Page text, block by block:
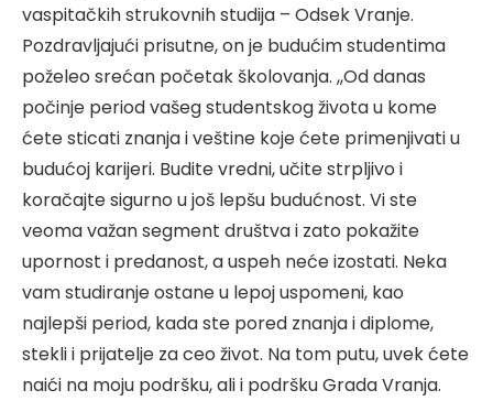
vaspitačkih strukovnih studija – Odsek Vranje.
Pozdravljajući prisutne, on je budućim studentima
poželeo srećan početak školovanja. ,,Od danas
počinje period vašeg studentskog života u kome
ćete sticati znanja i veštine koje ćete primenjivati u
budućoj karijeri. Budite vredni, učite strpljivo i
koračajte sigurno u još lepšu budućnost. Vi ste
veoma važan segment društva i zato pokažite
upornost i predanost, a uspeh neće izostati. Neka
vam studiranje ostane u lepoj uspomeni, kao
najlepši period, kada ste pored znanja i diplome,
stekli i prijatelje za ceo život. Na tom putu, uvek ćete
naići na moju podršku, ali i podršku Grada Vranja.